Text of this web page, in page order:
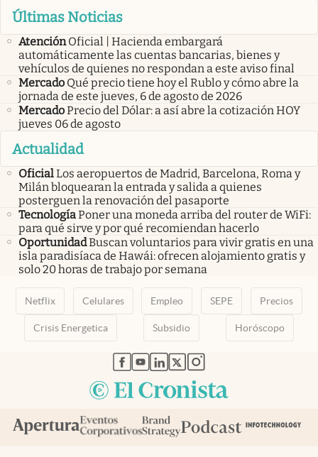
Últimas Noticias
Atención Oficial | Hacienda embargará
automáticamente las cuentas bancarias, bienes y
vehículos de quienes no respondan a este aviso final
Mercado Qué precio tiene hoy el Rublo y cómo abre la
jornada de este jueves, 6 de agosto de 2026
MercadoPrecio del Dólar: a así abre la cotización HOY
jueves 06 de agosto
Actualidad
OficialLos aeropuertos de Madrid, Barcelona, Roma y
Milán bloquearan la entrada y salida a quienes
posterguen la renovación del pasaporte
TecnologíaPoner una moneda arriba del router de WiFi:
para qué sirve y por qué recomiendan hacerlo
OportunidadBuscan voluntarios para vivir gratis en una
isla paradisíaca de Hawái: ofrecen alojamiento gratis y
solo 20 horas de trabajo por semana
Netflix Celulares Empleo SEPE Precios
Crisis Energetica Subsidio Horóscopo
abre en nueva pestaña
abre en nueva pestaña
abre en nueva pestaña
abre en nueva pestaña
abre en nueva pestaña